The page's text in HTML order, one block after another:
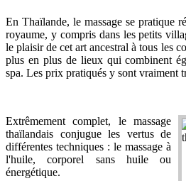
En Thaïlande, le massage se pratique
royaume, y compris dans les petits
le plaisir de cet art ancestral à tous les
plus en plus de lieux qui combinent
spa. Les prix pratiqués y sont vraiment
Extrêmement complet, le massage
thaïlandais conjugue les vertus de
différentes techniques : le massage à
l'huile, corporel sans huile ou
énergétique.